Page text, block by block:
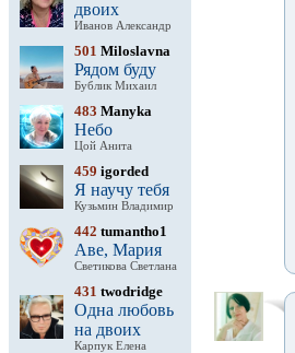
двоих
Иванов Александр
501 Miloslavna
Рядом буду
Бублик Михаил
483 Manyka
Небо
Цой Анита
459 igorded
Я научу тебя
Кузьмин Владимир
442 tumantho1
Аве, Мария
Светикова Светлана
431 twodridge
Одна любовь
на двоих
Карпук Елена